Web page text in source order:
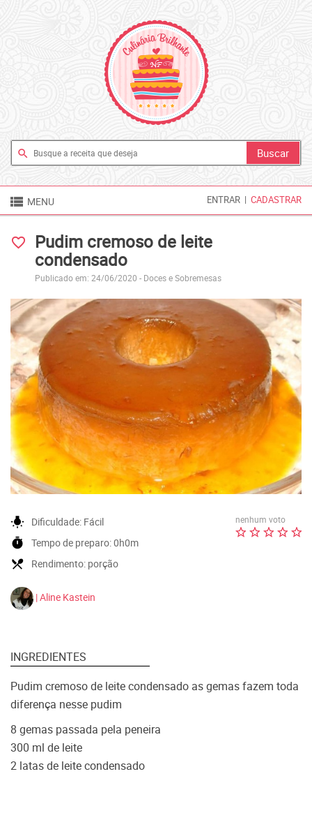
search
 MENU ENTRAR | CADASTRAR
favorite_border
Pudim cremoso de leite
condensado
Publicado em: 24/06/2020 - Doces e Sobremesas
nenhum voto
wb_incandescent Dificuldade: Fácil
timer Tempo de preparo:0h0m
local_dining Rendimento: porção
| Aline Kastein
INGREDIENTES
Pudim cremoso de leite condensado as gemas fazem toda
diferença nesse pudim
8 gemas passada pela peneira
300 ml de leite
2 latas de leite condensado